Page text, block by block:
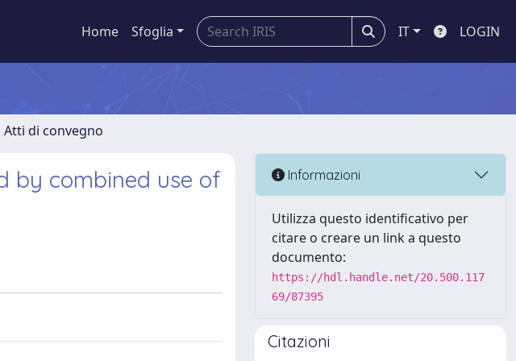
Home Sfoglia IT LOGIN
di convegno
by combined use of
Informazioni
Utilizza questo identificativo per
citare o creare un link a questo
documento:
https://hdl.handle.net/20.500.117
69/87395
Citazioni